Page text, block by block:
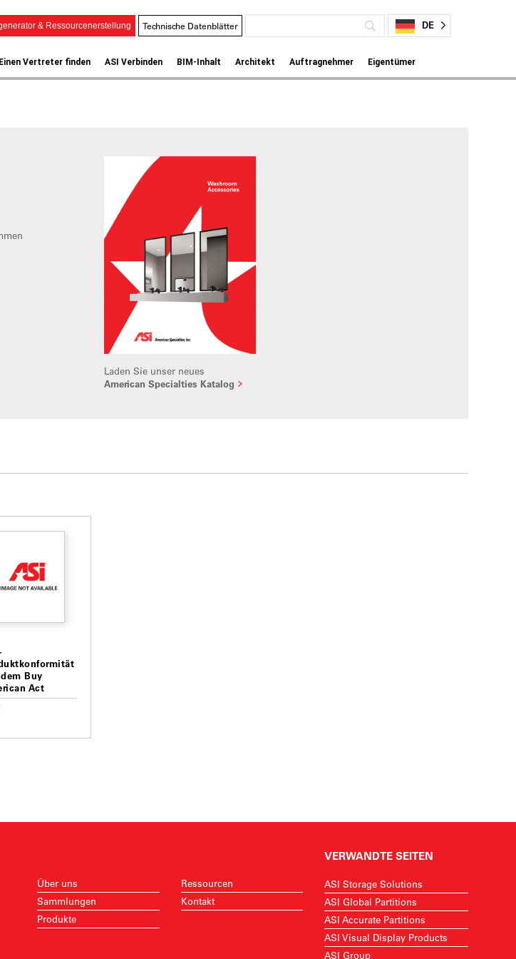
& Ressourcenerstellung Technische Datenblätter DE
Einen Vertreter finden ASI Verbinden BIM-Inhalt Architekt Auftragnehmer Eigentümer
Laden Sie unser neues
American Specialties Katalog
Buy
Act
Über uns
Sammlungen
Produkte
Ressourcen
Kontakt
VERWANDTE SEITEN
ASI Storage Solutions
ASI Global Partitions
ASI Accurate Partitions
ASI Visual Display Products
ASI Group